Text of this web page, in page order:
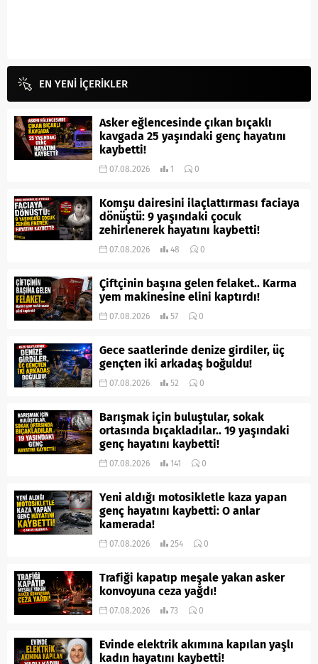
EN YENİ İÇERİKLER
Asker eğlencesinde çıkan bıçaklı
kavgada 25 yaşındaki genç hayatını
kaybetti!
07.08.2026 1 0
Komşu dairesini ilaçlattırması faciaya
dönüştü: 9 yaşındaki çocuk
zehirlenerek hayatını kaybetti!
07.08.2026 48 0
Çiftçinin başına gelen felaket.. Karma
yem makinesine elini kaptırdı!
07.08.2026 57 0
Gece saatlerinde denize girdiler, üç
gençten iki arkadaş boğuldu!
07.08.2026 52 0
Barışmak için buluştular, sokak
ortasında bıçakladılar.. 19 yaşındaki
genç hayatını kaybetti!
07.08.2026 141 0
Yeni aldığı motosikletle kaza yapan
genç hayatını kaybetti: O anlar
kamerada!
07.08.2026 254 0
Trafiği kapatıp meşale yakan asker
konvoyuna ceza yağdı!
07.08.2026 73 0
Evinde elektrik akımına kapılan yaşlı
kadın hayatını kaybetti!